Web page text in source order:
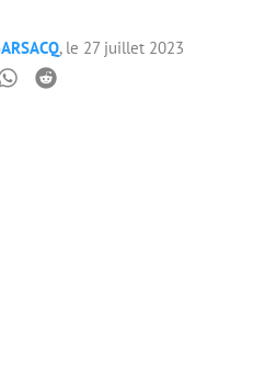
, le 27 juillet 2023
Whatsapp
Reddit